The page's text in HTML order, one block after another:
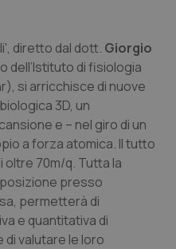
diretto dal dott. Giorgio
dell’Istituto di fisiologia
si arricchisce di nuove
3D, un
e – nel giro di un
a forza atomica. Il tutto
oltre 70m/q. Tutta la
presso
permetterà di
e quantitativa di
valutare le loro